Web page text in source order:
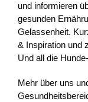
und informieren
gesunden
Gelassenheit.
& Inspiration und
Und all die
Mehr über uns